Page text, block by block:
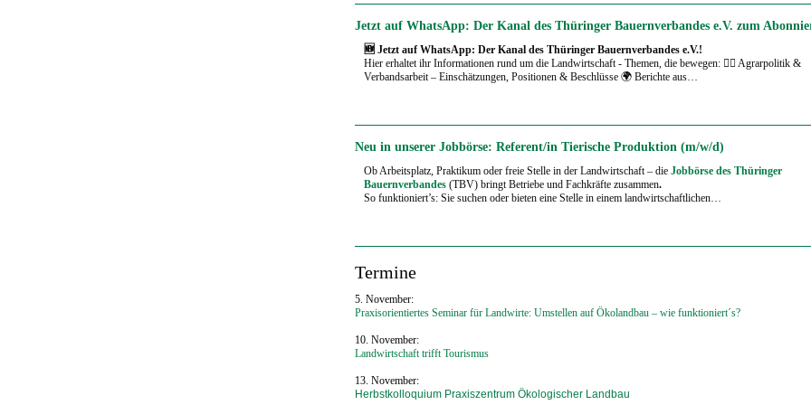
Jetzt auf WhatsApp: Der Kanal des Thüringer Bauernverbandes e.V. zum
🆕 Jetzt auf WhatsApp: Der Kanal des Thüringer Bauernverbandes e.V.!
Hier erhaltet ihr Informationen rund um die Landwirtschaft - Themen, die bewegen: 🧑‍⚖️ Agrarpolitik &
Verbandsarbeit – Einschätzungen, Positionen & Beschlüsse 🌍 Berichte aus…
Neu in unserer Jobbörse: Referent/in Tierische Produktion (m/w/d)
Ob Arbeitsplatz, Praktikum oder freie Stelle in der Landwirtschaft – die Jobbörse des Thüringer
Bauernverbandes (TBV) bringt Betriebe und Fachkräfte zusammen.
So funktioniert’s: Sie suchen oder bieten eine Stelle in einem landwirtschaftlichen…
Termine
5. November:
Praxisorientiertes Seminar für Landwirte: Umstellen auf Ökolandbau – wie funktioniert´s?
10. November:
Landwirtschaft trifft Tourismus
13. November:
Herbstkolloquium Praxiszentrum Ökologischer Landbau